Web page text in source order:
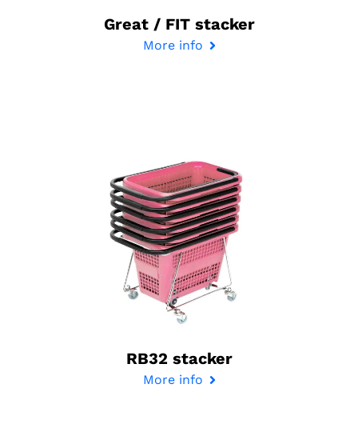
Great / FIT stacker
More info
RB32 stacker
More info